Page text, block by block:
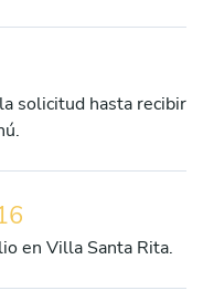
solicitud hasta recibir
en Villa Santa Rita.